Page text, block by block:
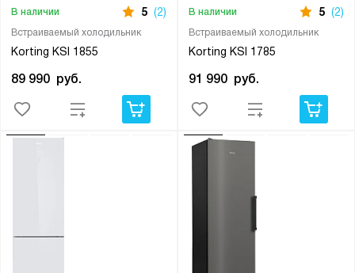
Встраиваемый холодильник
Korting KSI 1855
В наличии 5 (2)
89 990 руб.
Встраиваемый холодильник
Korting KSI 1785
В наличии 5 (2)
91 990 руб.